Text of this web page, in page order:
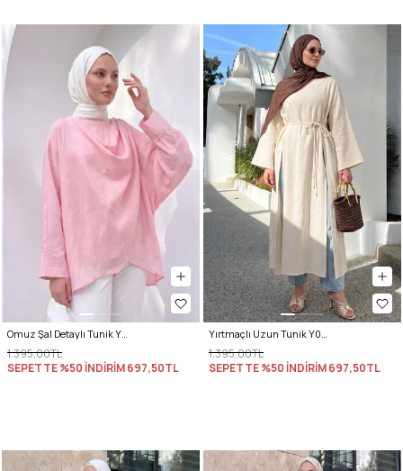
1.395,00TL
SEPETTE %50 İNDİRİM697,50TL
1.395,00TL
SEPETTE %50 İNDİRİM697,50TL